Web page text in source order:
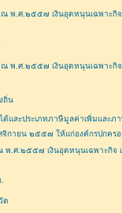
ณ พ.ศ.๒๕๕๗ เงินอุดหนุนเฉพาะกิ
ณ พ.ศ.๒๕๕๗ เงินอุดหนุนเฉพาะกิ
ถิ่น
และประเภทภาษีมูลค่าเพิ่มและภ
กายน ๒๕๕๗ ให้แก่องค์กรปกคร
พ.ศ.๒๕๕๗ เงินอุดหนุนเฉพาะกิ
ด